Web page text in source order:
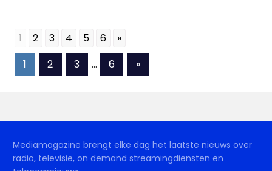
1 2 3 4 5 6 »
Berichten
1 2 3 … 6
Volgende
berichten
»
Mediamagazine brengt elke dag het laatste nieuws over
radio, televisie, on demand streamingdiensten en